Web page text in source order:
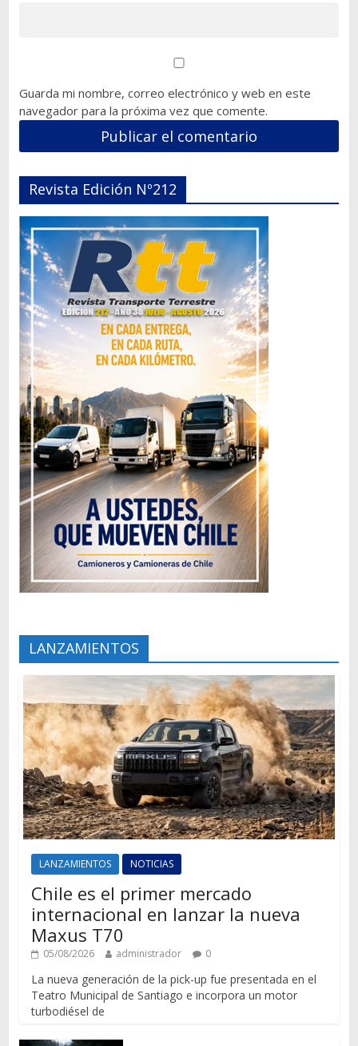
Guarda mi nombre, correo electrónico y web en este
navegador para la próxima vez que comente.
Revista Edición Nº212
LANZAMIENTOS
LANZAMIENTOS NOTICIAS
Chile es el primer mercado
internacional en lanzar la nueva
Maxus T70
05/08/2026 administrador 0
La nueva generación de la pick-up fue presentada en el
Teatro Municipal de Santiago e incorpora un motor
turbodiésel de